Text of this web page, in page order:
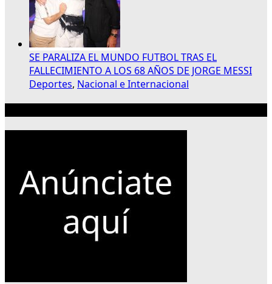
SE PARALIZA EL MUNDO FUTBOL TRAS EL
FALLECIMIENTO A LOS 68 AÑOS DE JORGE MESSI
Deportes, Nacional e Internacional